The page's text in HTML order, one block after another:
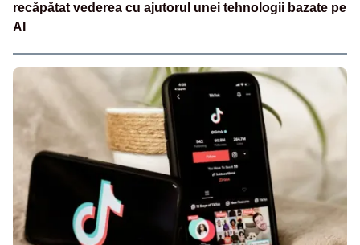
recăpătat vederea cu ajutorul unei tehnologii bazate pe
AI